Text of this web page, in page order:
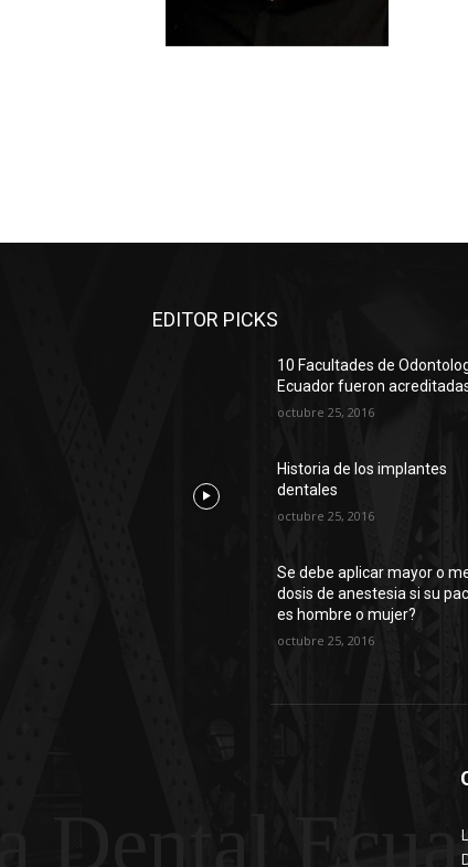
EDITOR PICKS
10 Facultades de
Ecuador fueron
octubre 25, 2016
Historia de los implantes
dentales
octubre 25, 2016
Se debe aplicar mayor o
dosis de anestesia si su
es hombre o mujer?
octubre 25, 2016
Dental